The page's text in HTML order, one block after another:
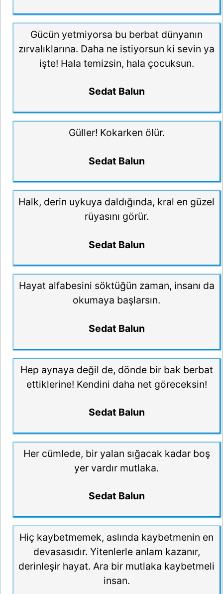
Gücün yetmiyorsa bu berbat dünyanın
zırvalıklarına. Daha ne istiyorsun ki sevin ya
işte! Hala temizsin, hala çocuksun.
Sedat Balun
Güller! Kokarken ölür.
Sedat Balun
Halk, derin uykuya daldığında, kral en güzel
rüyasını görür.
Sedat Balun
Hayat alfabesini söktüğün zaman, insanı da
okumaya başlarsın.
Sedat Balun
Hep aynaya değil de, dönde bir bak berbat
ettiklerine! Kendini daha net göreceksin!
Sedat Balun
Her cümlede, bir yalan sığacak kadar boş
yer vardır mutlaka.
Sedat Balun
Hiç kaybetmemek, aslında kaybetmenin en
devasasıdır. Yitenlerle anlam kazanır,
derinleşir hayat. Ara bir mutlaka kaybetmeli
insan.